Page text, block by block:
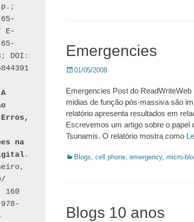
Emergencies
Posted
01/05/2008
Emergencies Post do
midias de função pós-massiva são
relatório apresenta resultados em
Escrevemos um artigo sobre o papel
Tsunamis. O relatório mostra como
Categorias:
Blogs, cell phone, emergency, micro-
Blogs 10 anos
p.;
E-
65-
DOI:
A
na
.
160